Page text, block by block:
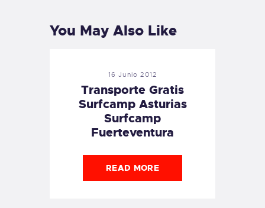
You May Also Like
16 Junio 2012
Transporte Gratis
Surfcamp Asturias
Surfcamp
Fuerteventura
READ MORE